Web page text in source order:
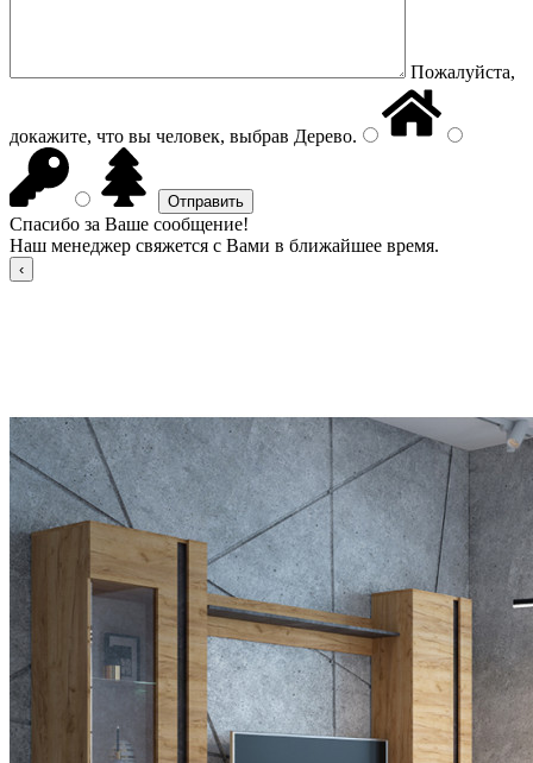
Пожалуйста,
докажите, что вы человек, выбрав Дерево.
Спасибо за Ваше сообщение!
Наш менеджер свяжется с Вами в ближайшее время.